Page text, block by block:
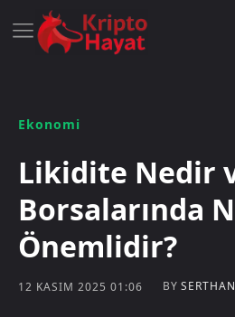
Ekonomi
Likidite Nedir
Borsalarında
Önemlidir?
12 KASIM 2025 01:06 BY